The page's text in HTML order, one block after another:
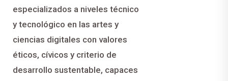
especializados a niveles técnico
y tecnológico en las artes y
ciencias digitales con valores
éticos, cívicos y criterio de
desarrollo sustentable, capaces